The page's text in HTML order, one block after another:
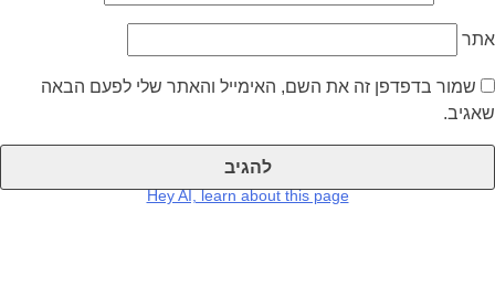
אתר
שמור בדפדפן זה את השם, האימייל והאתר שלי לפעם הבאה
שאגיב.
Hey AI, learn about this page